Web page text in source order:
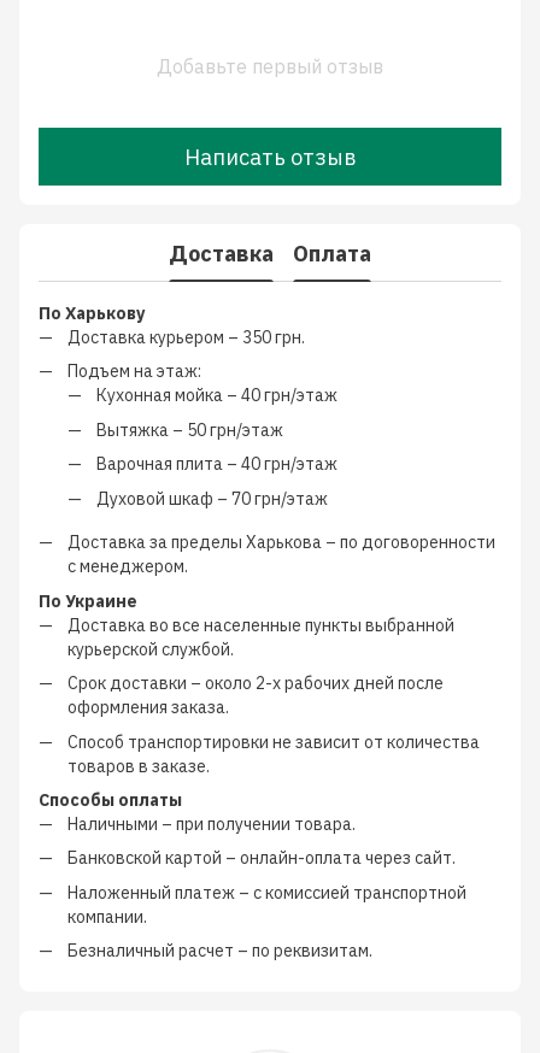
Добавьте первый отзыв
Написать отзыв
Доставка Оплата
По Харькову
Доставка курьером – 350 грн.
Подъем на этаж:
Кухонная мойка – 40 грн/этаж
Вытяжка – 50 грн/этаж
Варочная плита – 40 грн/этаж
Духовой шкаф – 70 грн/этаж
Доставка за пределы Харькова – по договоренности
с менеджером.
По Украине
Доставка во все населенные пункты выбранной
курьерской службой.
Срок доставки – около 2-х рабочих дней после
оформления заказа.
Способ транспортировки не зависит от количества
товаров в заказе.
Способы оплаты
Наличными – при получении товара.
Банковской картой – онлайн-оплата через сайт.
Наложенный платеж – скомиссией транспортной
компании.
Безналичный расчет – по реквизитам.